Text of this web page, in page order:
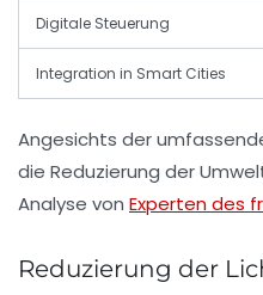
Digitale Steuerung
Integration in Smart Cities
Angesichts der
die Reduzierung der
Analyse von Experten des
Reduzierung der